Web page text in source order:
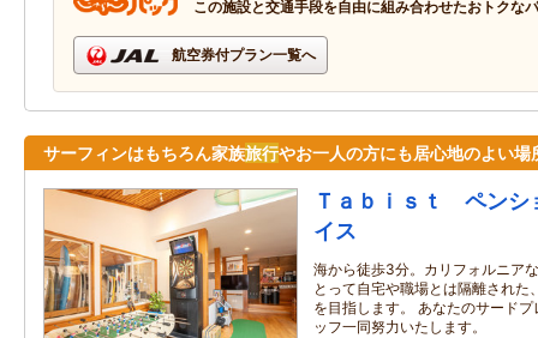
この施設と交通手段を自由に組み合わせたおトクな
航空券付プラン一覧へ
サーフィンはもちろん家族旅行やお一人の方にも居心地のよい場
Ｔａｂｉｓｔ ペン
イス
海から徒歩3分。カリフォルニア
とって自宅や職場とは隔離された
を目指します。 あなたのサード
ッフ一同努力いたします。